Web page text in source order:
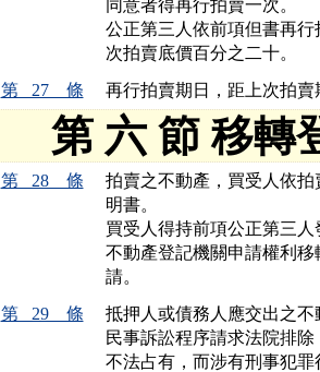
同意者得再行拍賣一次。
公正第三人依前項但書再
第 27 條
第 六 節 移轉
第 28 條
拍賣之不動產，買受人依
明書。
買受人得持前項公正第三
不動產登記機關申請權利
第 29 條
抵押人或債務人應交出之
民事訴訟程序請求法院排
不法占有，而涉有刑事犯